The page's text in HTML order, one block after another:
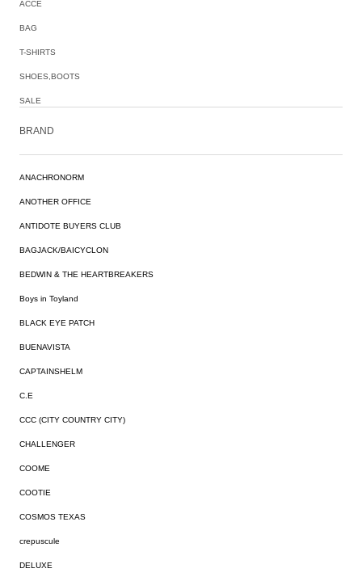
ACCE
BAG
T-SHIRTS
SHOES,BOOTS
SALE
BRAND
ANACHRONORM
ANOTHER OFFICE
ANTIDOTE BUYERS CLUB
BAGJACK/BAICYCLON
BEDWIN & THE HEARTBREAKERS
Boys in Toyland
BLACK EYE PATCH
BUENAVISTA
CAPTAINSHELM
C.E
CCC (CITY COUNTRY CITY)
CHALLENGER
COOME
COOTIE
COSMOS TEXAS
crepuscule
DELUXE